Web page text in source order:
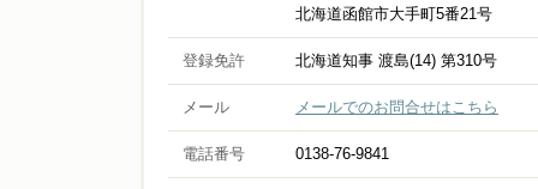
北海道函館市大手町5番21号
登録免許 北海道知事 渡島(14) 第310号
メール メールでのお問合せはこちら
電話番号 0138-76-9841